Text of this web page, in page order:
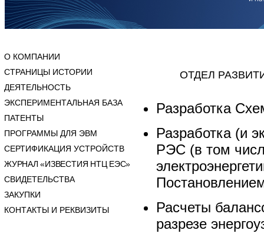
О КОМПАНИИ
СТРАНИЦЫ ИСТОРИИ
ДЕЯТЕЛЬНОСТЬ
ЭКСПЕРИМЕНТАЛЬНАЯ БАЗА
ПАТЕНТЫ
ПРОГРАММЫ ДЛЯ ЭВМ
СЕРТИФИКАЦИЯ УСТРОЙСТВ
ЖУРНАЛ «ИЗВЕСТИЯ НТЦ ЕЭС»
СВИДЕТЕЛЬСТВА
ЗАКУПКИ
КОНТАКТЫ И РЕКВИЗИТЫ
ОТДЕЛ
Разработка
Разработка (и
РЭС (в том
Расчеты
разрезе